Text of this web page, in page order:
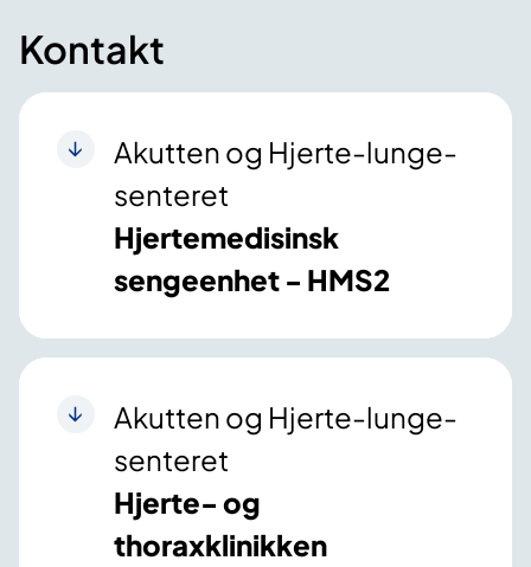
Kontakt
Akutten og Hjerte-lunge-
senteret
Hjertemedisinsk
sengeenhet - HMS2
Akutten og Hjerte-lunge-
senteret
Hjerte- og
thoraxklinikken